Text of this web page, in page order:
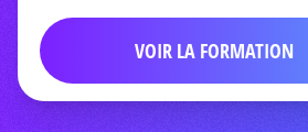
VOIR LA FORMATION